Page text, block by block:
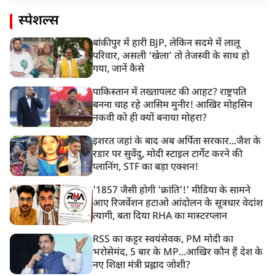
स्पेशल्स
बांकीपुर में हारी BJP, लेकिन सदमे में लालू
परिवार, असली ‘खेला’ तो तेजस्वी के साथ हो
गया, जानें कैसे
पाकिस्तान में तख्तापलट की आहट? राष्ट्रपति
बनना चाह रहे आसिम मुनीर! आखिर मोहसिन
नकवी को ही क्यों बनाया मोहरा?
इशरत जहां के बाद अब अर्पिता सरकार...जैश के
रडार पर सुवेंदु, मोदी स्टाइल टार्गेट करने की
प्लानिंग, STF का बड़ा एक्शन!
'1857 जैसी होगी 'क्रांति'!' मीडिया के सामने
आए रिजर्वेशन हटाओ आंदोलन के सूत्रधार वेदांश
त्यागी, बता दिया RHA का मास्टरप्लान
RSS का कट्टर स्वयंसेवक, PM मोदी का
भरोसेमंद, 5 बार के MP...आखिर कौन हैं देश के
नए शिक्षा मंत्री प्रह्लाद जोशी?